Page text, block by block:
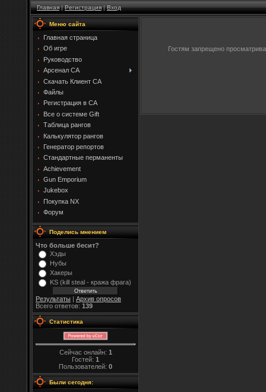
Главная|Регистрация|Вход
Меню сайта
Главная страница
Об игре
Руководство
Арсенал CA
Скачать Клиент CA
Файлы
Регистрация в CA
Все о системе Gift
Таблица рангов
Калькулятор рангов
Генератор репортов
Стандартные перманенты
Achievement
Gun Emporium
Jukebox
Покупка NX
Форум
Поделись мнением
Что больше бесит?
Хэды
Нубы
Хакеры
KS (kill steal - кража фрага)
Результаты | Архив опросов
Всего ответов: 139
Статистика
Сейчас онлайн: 1
Гостей: 1
Пользователей: 0
Были сегодня:
Гостям запрещено